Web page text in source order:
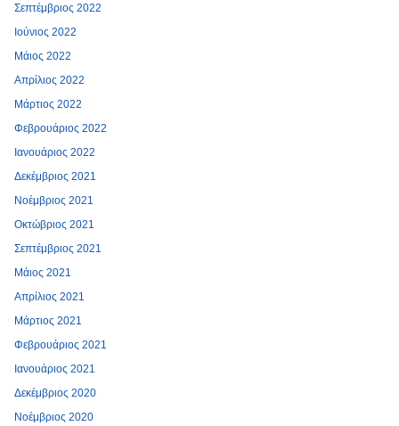
Σεπτέμβριος 2022
Ιούνιος 2022
Μάιος 2022
Απρίλιος 2022
Μάρτιος 2022
Φεβρουάριος 2022
Ιανουάριος 2022
Δεκέμβριος 2021
Νοέμβριος 2021
Οκτώβριος 2021
Σεπτέμβριος 2021
Μάιος 2021
Απρίλιος 2021
Μάρτιος 2021
Φεβρουάριος 2021
Ιανουάριος 2021
Δεκέμβριος 2020
Νοέμβριος 2020